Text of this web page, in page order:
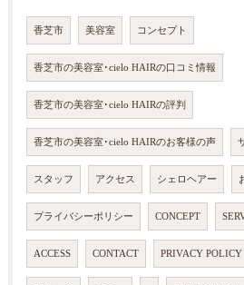
香芝市 美容室 コンセプト
香芝市の美容室･cielo HAIRの口コミ情報
香芝市の美容室･cielo HAIRの評判
香芝市の美容室･cielo HAIRのお客様の声
スタッフ アクセス シェロヘアー
プライバシーポリシー CONCEPT
ACCESS CONTACT PRIVACY POLICY